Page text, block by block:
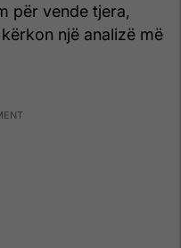
për vende tjera,
një analizë më